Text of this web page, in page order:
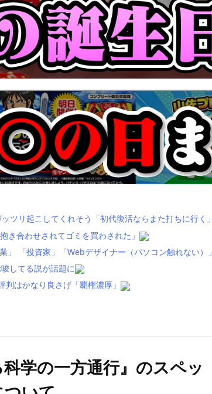
ツリ起こしてくれそう「初代復活ならまた打ちに行く」
き合わせされてゴミを買わされた」
「投資家」「Webデザイナー（パソコン触れない）」
してる説が話題に
判はかなり良さげ「覇権濃厚」
学の一方通行』のスペッ